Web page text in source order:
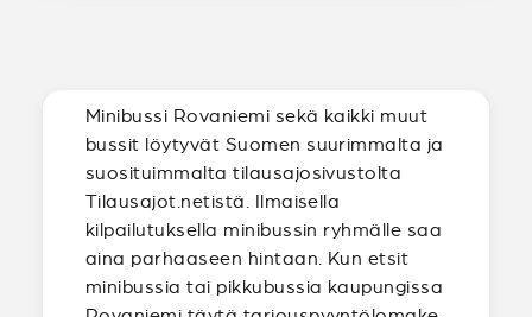
Minibussi Rovaniemi sekä kaikki muut
bussit löytyvät Suomen suurimmalta ja
suosituimmalta tilausajosivustolta
Tilausajot.netistä. Ilmaisella
kilpailutuksella minibussin ryhmälle saa
aina parhaaseen hintaan. Kun etsit
minibussia tai pikkubussia kaupungissa